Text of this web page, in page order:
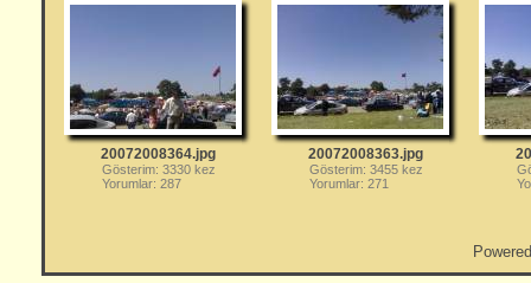
20072008364.jpg
Gösterim: 3330 kez
Yorumlar: 287
20072008363.jpg
Gösterim: 3455 kez
Yorumlar: 271